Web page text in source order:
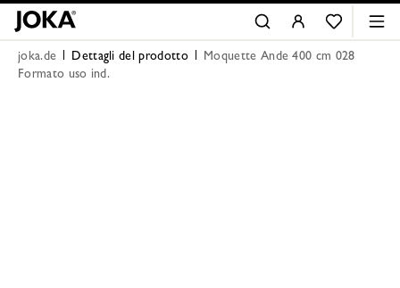
joka.de Dettagli del prodotto
Moquette Ande 400 cm 028
Formato uso ind.